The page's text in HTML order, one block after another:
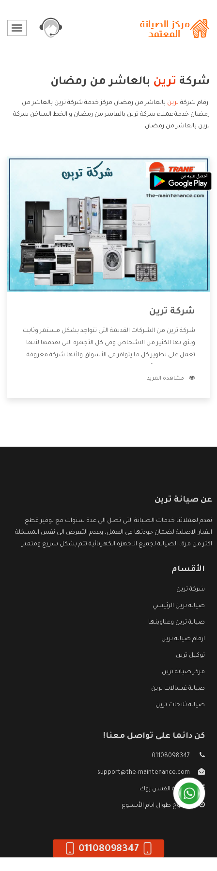
شركة ترين بالعاشر من رمضان
ارقام شركة ترين بالعاشر من رمضان مركز خدمة شركة ترين بالعاشر من
رمضان خدمة عملاء شركة ترين بالعاشر من رمضان و الخط الساخن شركة
ترين بالعاشر من رمضان.
شركة ترين
شركة ترين من الشركات القديمة التى تتواجد بشكل مستمر وثابت
ويثق بها الكثير من الاشخاص وفى كل الأجهزة التى تقدمها لأنها
تعمل على تطوير كل ما يتوافر فى الأسواق ولأنها شركة معروفة
للعملاء أقوى العروض والخصومات التى تسهل على المستهلك
مشاهدة المزيد
عن صيانة ترين
نقدم لعملائنا خدمات الصيانة التى تصل الى عدة سنوات مع توفير قطع
الغيار الاصلية لضمان جودتها فى العمل، وعدم التعرض الى نفس المشكلة
اكثر من مرة، الصيانة لجميع الاجهزة الكهربائية تتم بشكل سريع ومتميز.
الأقسام
شركة ترين
صيانة ترين الرئيسي
صيانة ترين وعناوينها
ارقام صيانة ترين
توكيل ترين
مركز صيانة ترين
صيانة غسالات ترين
صيانة ثلاجات ترين
كن دائما على تواصل معنا!
01108098347
support@the-maintenance.com
صفحة الفيس بوك
مفتوح طوال ايام الأسبوع
01108098347